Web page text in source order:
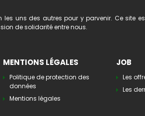
uns des autres pour y parvenir. Ce site
de solidarité entre nous.
MENTIONS LÉGALES
Politique de protection des
données
Mentions légales
JOB
Les
Les